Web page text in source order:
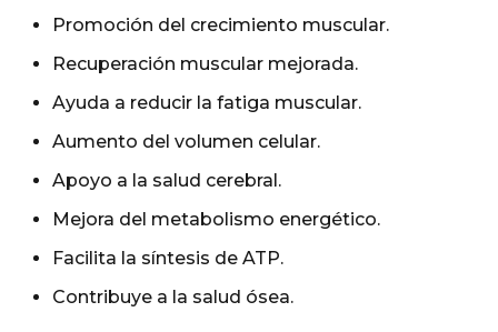
Promoción del crecimiento muscular.
Recuperación muscular mejorada.
Ayuda a reducir la fatiga muscular.
Aumento del volumen celular.
Apoyo a la salud cerebral.
Mejora del metabolismo energético.
Facilita la síntesis de ATP.
Contribuye a la salud ósea.